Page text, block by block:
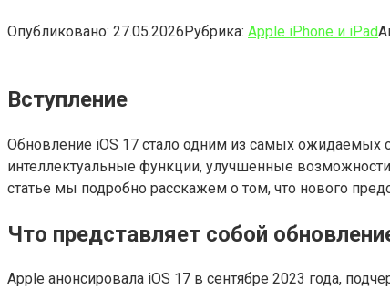
Опубликовано: 27.05.2026Рубрика: Apple iPhone и iPad
Вступление
Обновление iOS 17 стало одним из самых ожидаемых
интеллектуальные функции, улучшенные
статье мы подробно расскажем о том, что нового
Что представляет собой
Apple анонсировала iOS 17 в сентябре 2023 года,